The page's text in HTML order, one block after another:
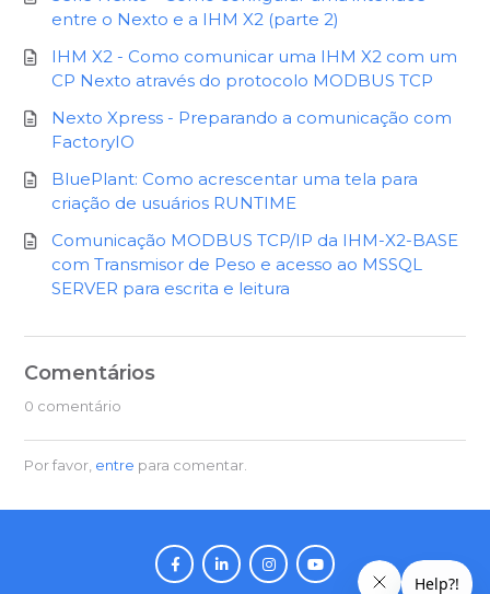
entre o Nexto e a IHM X2 (parte 2)
IHM X2 - Como comunicar uma IHM X2 com um
CP Nexto através do protocolo MODBUS TCP
Nexto Xpress - Preparando a comunicação com
FactoryIO
BluePlant: Como acrescentar uma tela para
criação de usuários RUNTIME
Comunicação MODBUS TCP/IP da IHM-X2-BASE
com Transmisor de Peso e acesso ao MSSQL
SERVER para escrita e leitura
Comentários
0 comentário
Por favor, entre para comentar.